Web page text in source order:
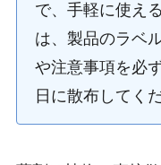
で、手軽に使え
は、製品のラベ
や注意事項を必
日に散布してく